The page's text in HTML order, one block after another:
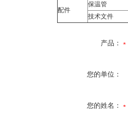
配件
保温管
技术文件
产品：
您的单位：
您的姓名：